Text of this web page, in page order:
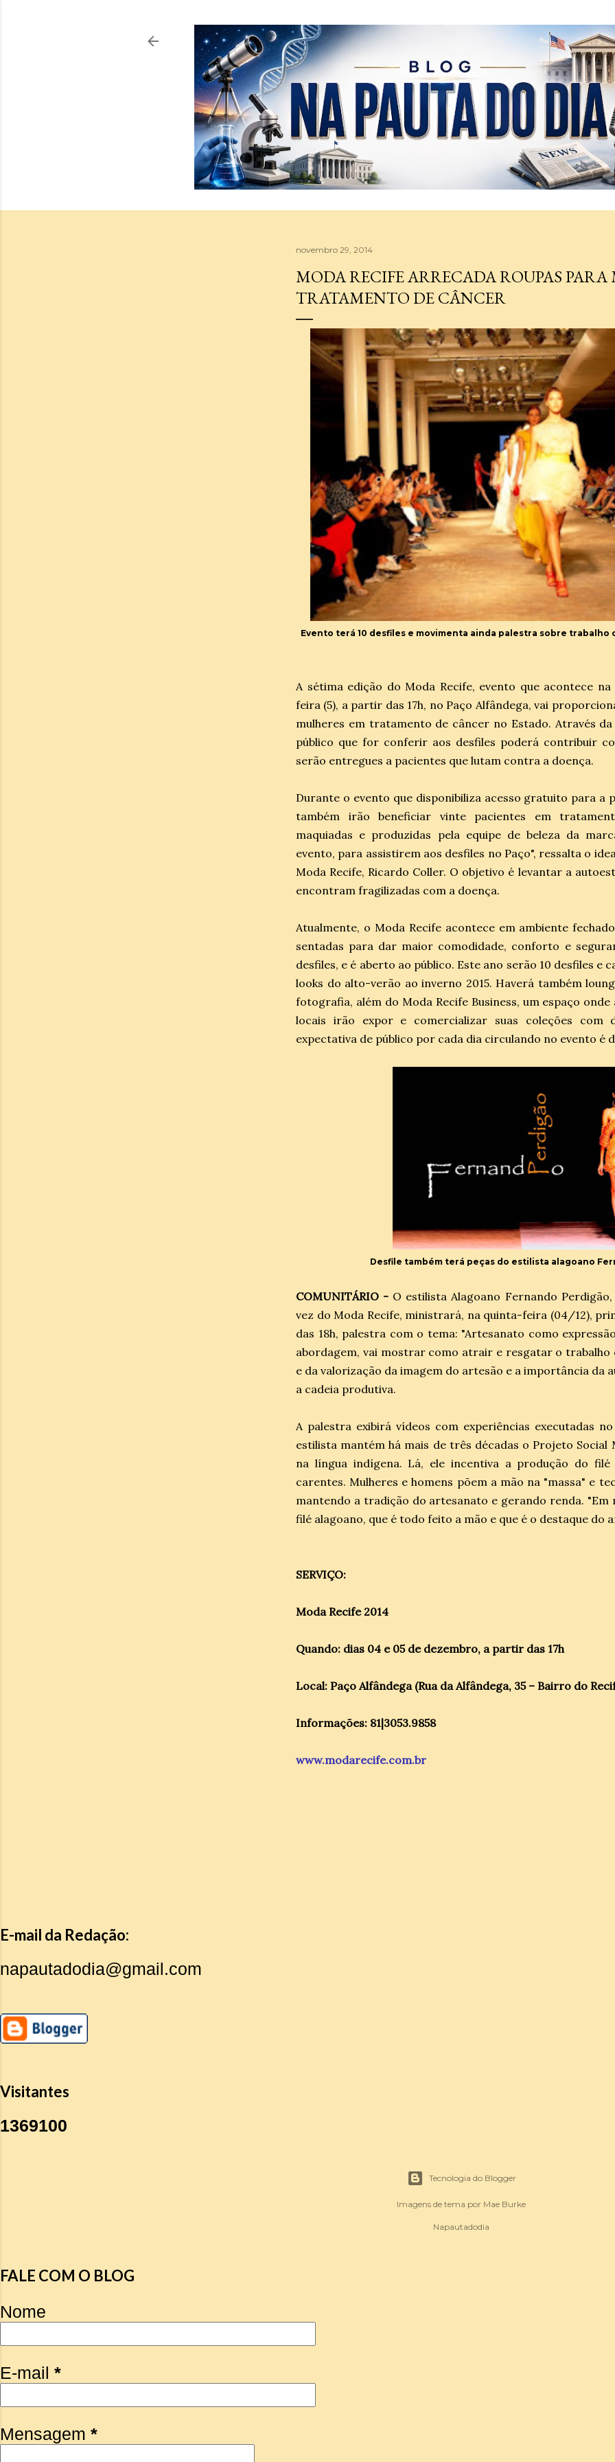
novembro 29, 2014
MODA RECIFE ARRECADA ROUPAS PARA
TRATAMENTO DE CÂNCER
Evento terá 10 desfiles e movimenta ainda palestra sobre trabalho
A sétima edição do Moda Recife, evento que acontece
feira (5), a partir das 17h, no Paço Alfândega, vai
mulheres em tratamento de câncer no Estado. Através
público que for conferir aos ​desfiles poderá contribuir
serão entregues a pacientes que lutam contra a doença.
Durante o evento que disponibiliza acesso gratuito para a
também irão beneficiar vinte pacientes em
maquiadas e produzidas pela equipe de beleza da
evento, para assistirem aos desfiles no Paço", ressalta o
Moda Recife, Ricardo Coller. O objetivo é levantar a
encontram fragilizadas com a doença.
Atualmente, o Moda Recife acontece em ambiente
sentadas para dar maior comodidade, conforto e
desfiles, e é aberto ao público. Este ano serão 10 desfiles e
looks do alto-verão ao inverno 2015. Haverá também
fotografia, além do Moda Recife Business, um espaço
locais irão expor e comercializar suas coleções com
expectativa de público por cada dia circulando no evento é
Desfile também terá peças do estilista alagoano
COMUNITÁRIO - O estilista Alagoano Fernando
vez do Moda Recife, ministrará, na quinta-feira (04/12),
das 18h, palestra com o tema: "Artesanato como
abordagem, vai mostrar como atrair e resgatar o
e da valorização da imagem do artesão e a importância da
a cadeia produtiva.
A palestra exibirá vídeos com experiências executadas
estilista mantém há mais de três décadas o Projeto Social
na língua indígena. Lá, ele incentiva a produção do filé
carentes. Mulheres e homens põem a mão na "massa" e
mantendo a tradição do artesanato e gerando renda. "Em
filé alagoano, que é todo feito a mão e que é o destaque do
SERVIÇO:
Moda Recife 2014
Quando: dias 04 e 05 de dezembro, a partir das 17h
Local: Paço Alfândega (Rua da Alfândega, 35 – Bairro do
Informações: 81|3053.9858
www.modarecife.com.br
E-mail da Redação:
napautadodia@gmail.com
Visitantes
1369100
Tecnologia do Blogger
Imagens de tema por Mae Burke
Napautadodia
FALE COM O BLOG
Nome
E-mail *
Mensagem *